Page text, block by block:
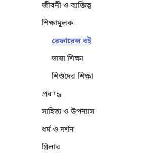
জীবনী ও ব্যক্তিত্ব
শিক্ষামূলক
রেফারেন্স বই
ভাষা শিক্ষা
শিশুদের শিক্ষা
প্রবন্ধ
সাহিত্য ও উপন্যাস
ধর্ম ও দর্শন
থ্রিলার